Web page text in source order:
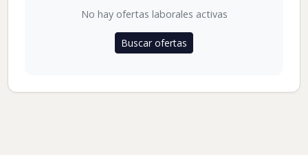
No hay ofertas laborales activas
Buscar ofertas